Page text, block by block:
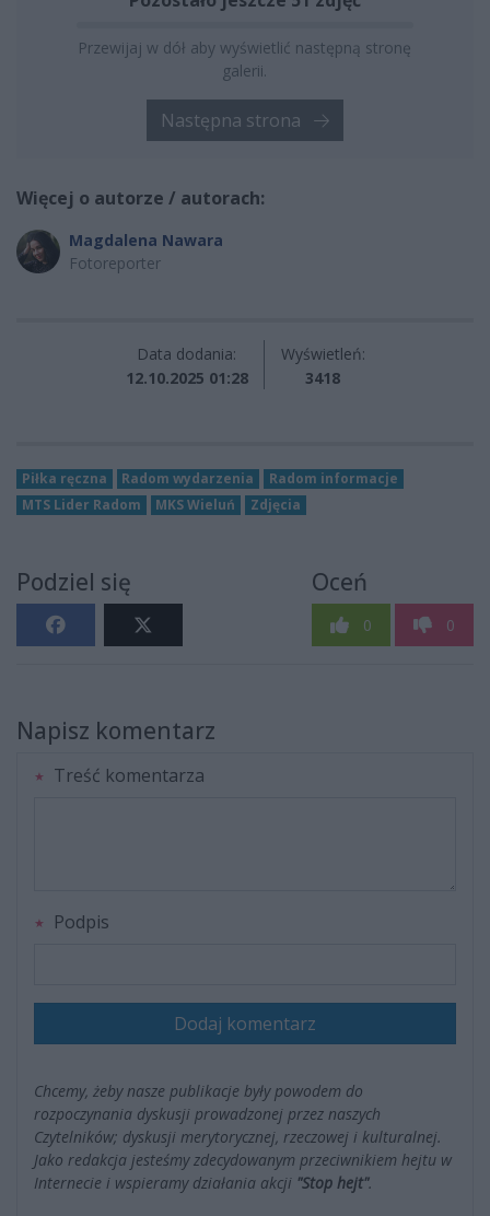
Przewijaj w dół aby wyświetlić następną stronę
galerii.
Następna strona
Więcej o autorze / autorach:
Magdalena Nawara
Fotoreporter
Data dodania:
12.10.2025 01:28
Wyświetleń:
3418
Piłka ręczna Radom wydarzenia
Radom informacje
MTS Lider Radom
MKS Wieluń Zdjęcia
Podziel się Oceń
0 0
Napisz komentarz
Treść komentarza
Podpis
Dodaj komentarz
Chcemy, żeby nasze publikacje były powodem do
rozpoczynania dyskusji prowadzonej przez naszych
Czytelników; dyskusji merytorycznej, rzeczowej i kulturalnej.
Jako redakcja jesteśmy zdecydowanym przeciwnikiem hejtu w
Internecie i wspieramy działania akcji "Stop hejt".